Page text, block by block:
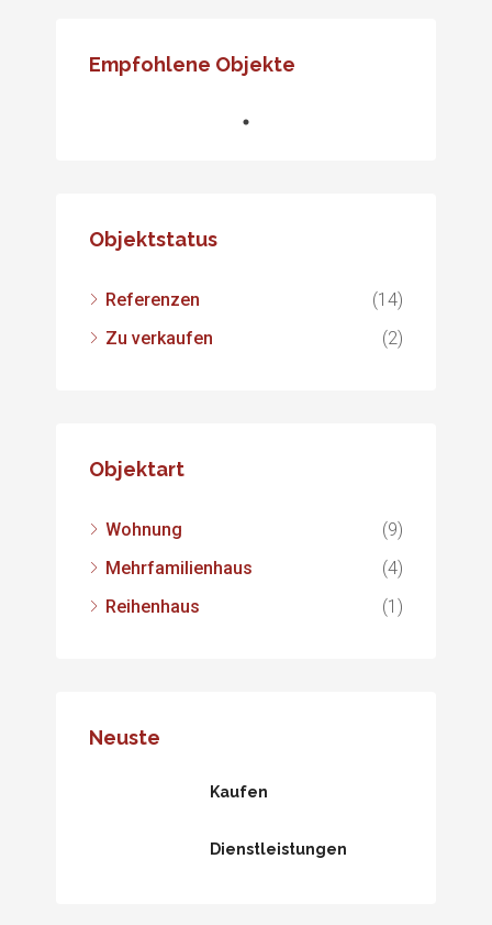
Empfohlene Objekte
Objektstatus
Referenzen
(14)
Zu verkaufen
(2)
Objektart
Wohnung
(9)
Mehrfamilienhaus
(4)
Reihenhaus
(1)
Neuste
Kaufen
Dienstleistungen